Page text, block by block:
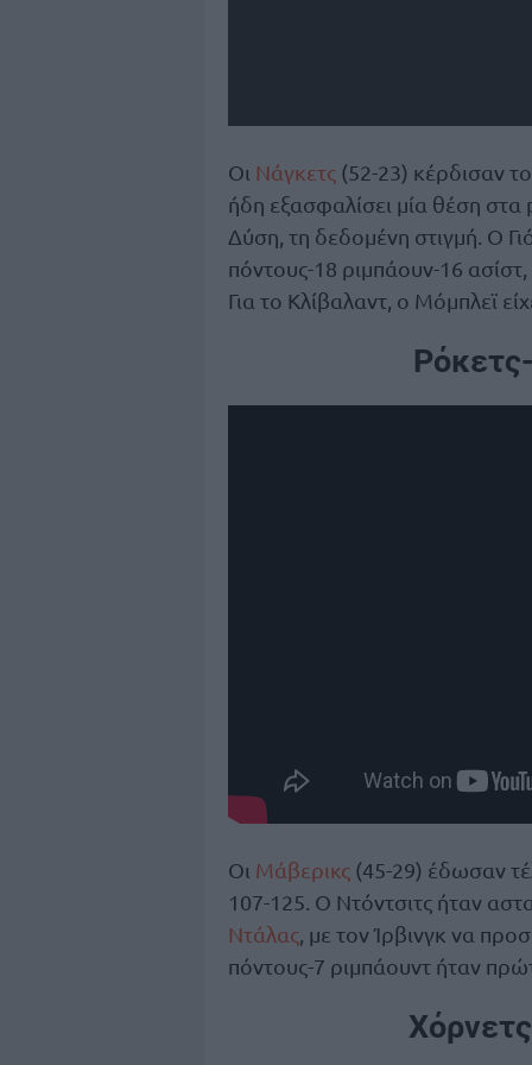
Οι Νάγκετς (52-23) κέρδισαν
ήδη εξασφαλίσει μία θέση
Δύση, τη δεδομένη στιγμή. Ο
πόντους-18 ριμπάουν-16
Για το Κλίβαλαντ, ο Μόμπλεϊ
Οι Μάβερικς (45-29) έδωσαν
107-125. Ο Ντόντσιτς ήταν
Ντάλας , με τον Ίρβινγκ να
πόντους-7 ριμπάουντ ήταν